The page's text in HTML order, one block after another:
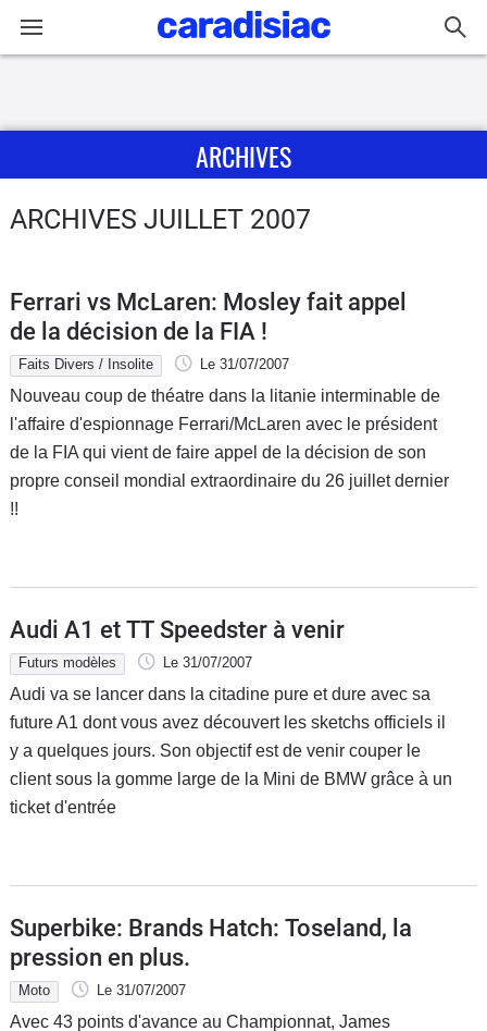
Actu
Guide
d'achat
Electriques
Utilitaires
Flottes
Services
Forum
Moto
Marques
ARCHIVES
ARCHIVES JUILLET 2007
Ferrari vs McLaren: Mosley fait appel
de la décision de la FIA !
Faits Divers / Insolite Le 31/07/2007
Nouveau coup de théatre dans la litanie interminable de
l'affaire d'espionnage Ferrari/McLaren avec le président
de la FIA qui vient de faire appel de la décision de son
propre conseil mondial extraordinaire du 26 juillet dernier
!!
Audi A1 et TT Speedster à venir
Futurs modèles Le 31/07/2007
Audi va se lancer dans la citadine pure et dure avec sa
future A1 dont vous avez découvert les sketchs officiels il
y a quelques jours. Son objectif est de venir couper le
client sous la gomme large de la Mini de BMW grâce à un
ticket d'entrée
Superbike: Brands Hatch: Toseland, la
pression en plus.
Moto Le 31/07/2007
Avec 43 points d'avance au Championnat, James